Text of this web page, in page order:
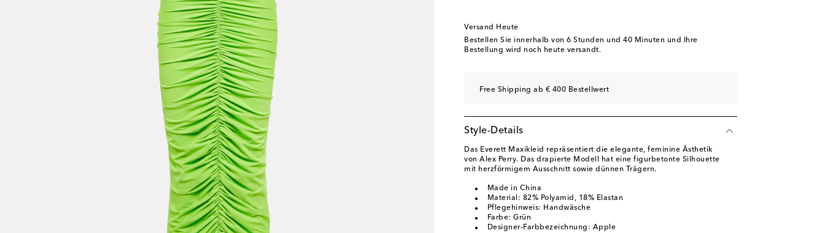
Versand Heute
Bestellen Sie innerhalb von 6 Stunden und 40 Minuten und Ihre
Bestellung wird noch heute versandt.
Free Shipping ab € 400 Bestellwert
Style-Details
Das Everett Maxikleid repräsentiert die elegante, feminine Ästhetik
von Alex Perry. Das drapierte Modell hat eine figurbetonte Silhouette
mit herzförmigem Ausschnitt sowie dünnen Trägern.
Made in China
Material: 82% Polyamid, 18% Elastan
Pflegehinweis: Handwäsche
Farbe: Grün
Designer-Farbbezeichnung: Apple